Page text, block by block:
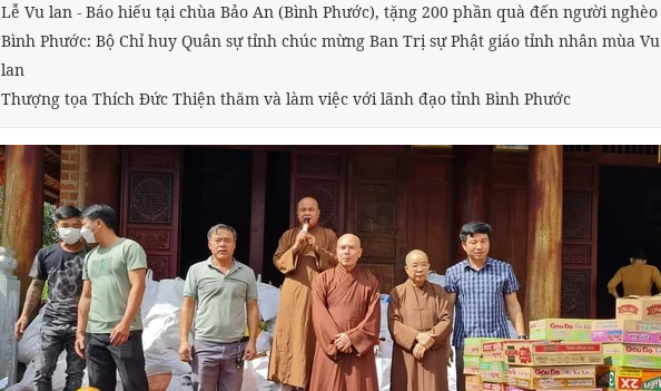
Lễ Vu lan - Báo hiếu tại chùa Bảo An (Bình Phước), tặng 200 phần quà đến người nghèo
Bình Phước: Bộ Chỉ huy Quân sự tỉnh chúc mừng Ban Trị sự Phật giáo tỉnh nhân mùa Vu
lan
Thượng tọa Thích Đức Thiện thăm và làm việc với lãnh đạo tỉnh Bình Phước